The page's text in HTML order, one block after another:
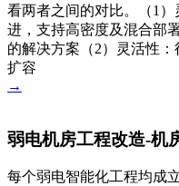
看两者之间的对比。（1
进，支持高密度及混合部
的解决方案（2）灵活性
扩容
→
弱电机房工程改造-机
每个弱电智能化工程均成